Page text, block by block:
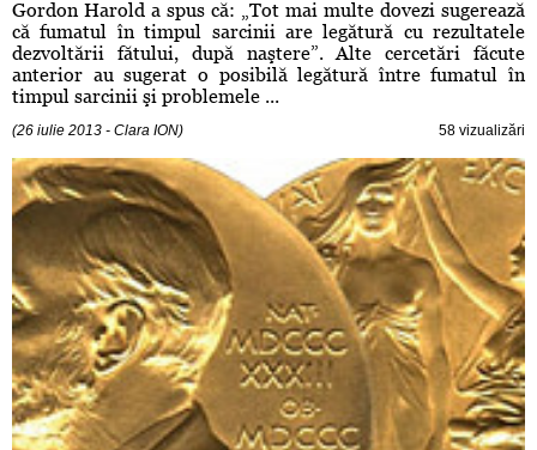
Gordon Harold a spus că: „Tot mai multe dovezi sugerează
că fumatul în timpul sarcinii are legătură cu rezultatele
dezvoltării fătului, după naştere”. Alte cercetări făcute
anterior au sugerat o posibilă legătură între fumatul în
timpul sarcinii şi problemele ...
(26 iulie 2013 - Clara ION) 58 vizualizări